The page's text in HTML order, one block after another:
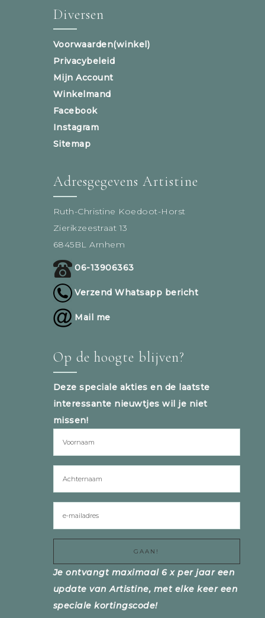
Diversen
Voorwaarden(winkel)
Privacybeleid
Mijn Account
Winkelmand
Facebook
Instagram
Sitemap
Adresgegevens Artistine
Ruth-Christine Koedoot-Horst
Zierikzeestraat 13
6845BL Arnhem
06-13906363
Verzend Whatsapp bericht
Mail me
Op de hoogte blijven?
Deze speciale akties en de laatste
interessante nieuwtjes wil je niet
missen!
Je ontvangt maximaal 6 x per jaar een
update van Artistine, met elke keer een
speciale kortingscode!